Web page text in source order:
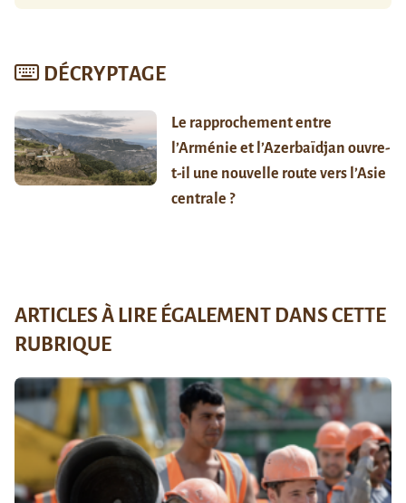
DÉCRYPTAGE
Le rapprochement entre
l’Arménie et l’Azerbaïdjan ouvre-
t-il une nouvelle route vers l’Asie
centrale ?
ARTICLES À LIRE ÉGALEMENT DANS CETTE
RUBRIQUE